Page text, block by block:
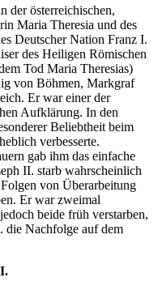
der österreichischen,
Maria Theresia und des
Deutscher Nation Franz I.
des Heiligen Römischen
Tod Maria Theresias)
von Böhmen, Markgraf
Er war einer der
Aufklärung. In den
Beliebtheit beim
verbesserte.
gab ihm das einfache
II. starb wahrscheinlich
von Überarbeitung
Er war zweimal
beide früh verstarben,
die Nachfolge auf dem